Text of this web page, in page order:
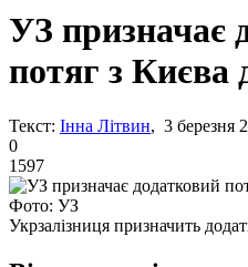
УЗ призначає
потяг з Києва
Текст: Інна Літвин, 3 березня
0
1597
Фото: УЗ
Укрзалізниця призначить